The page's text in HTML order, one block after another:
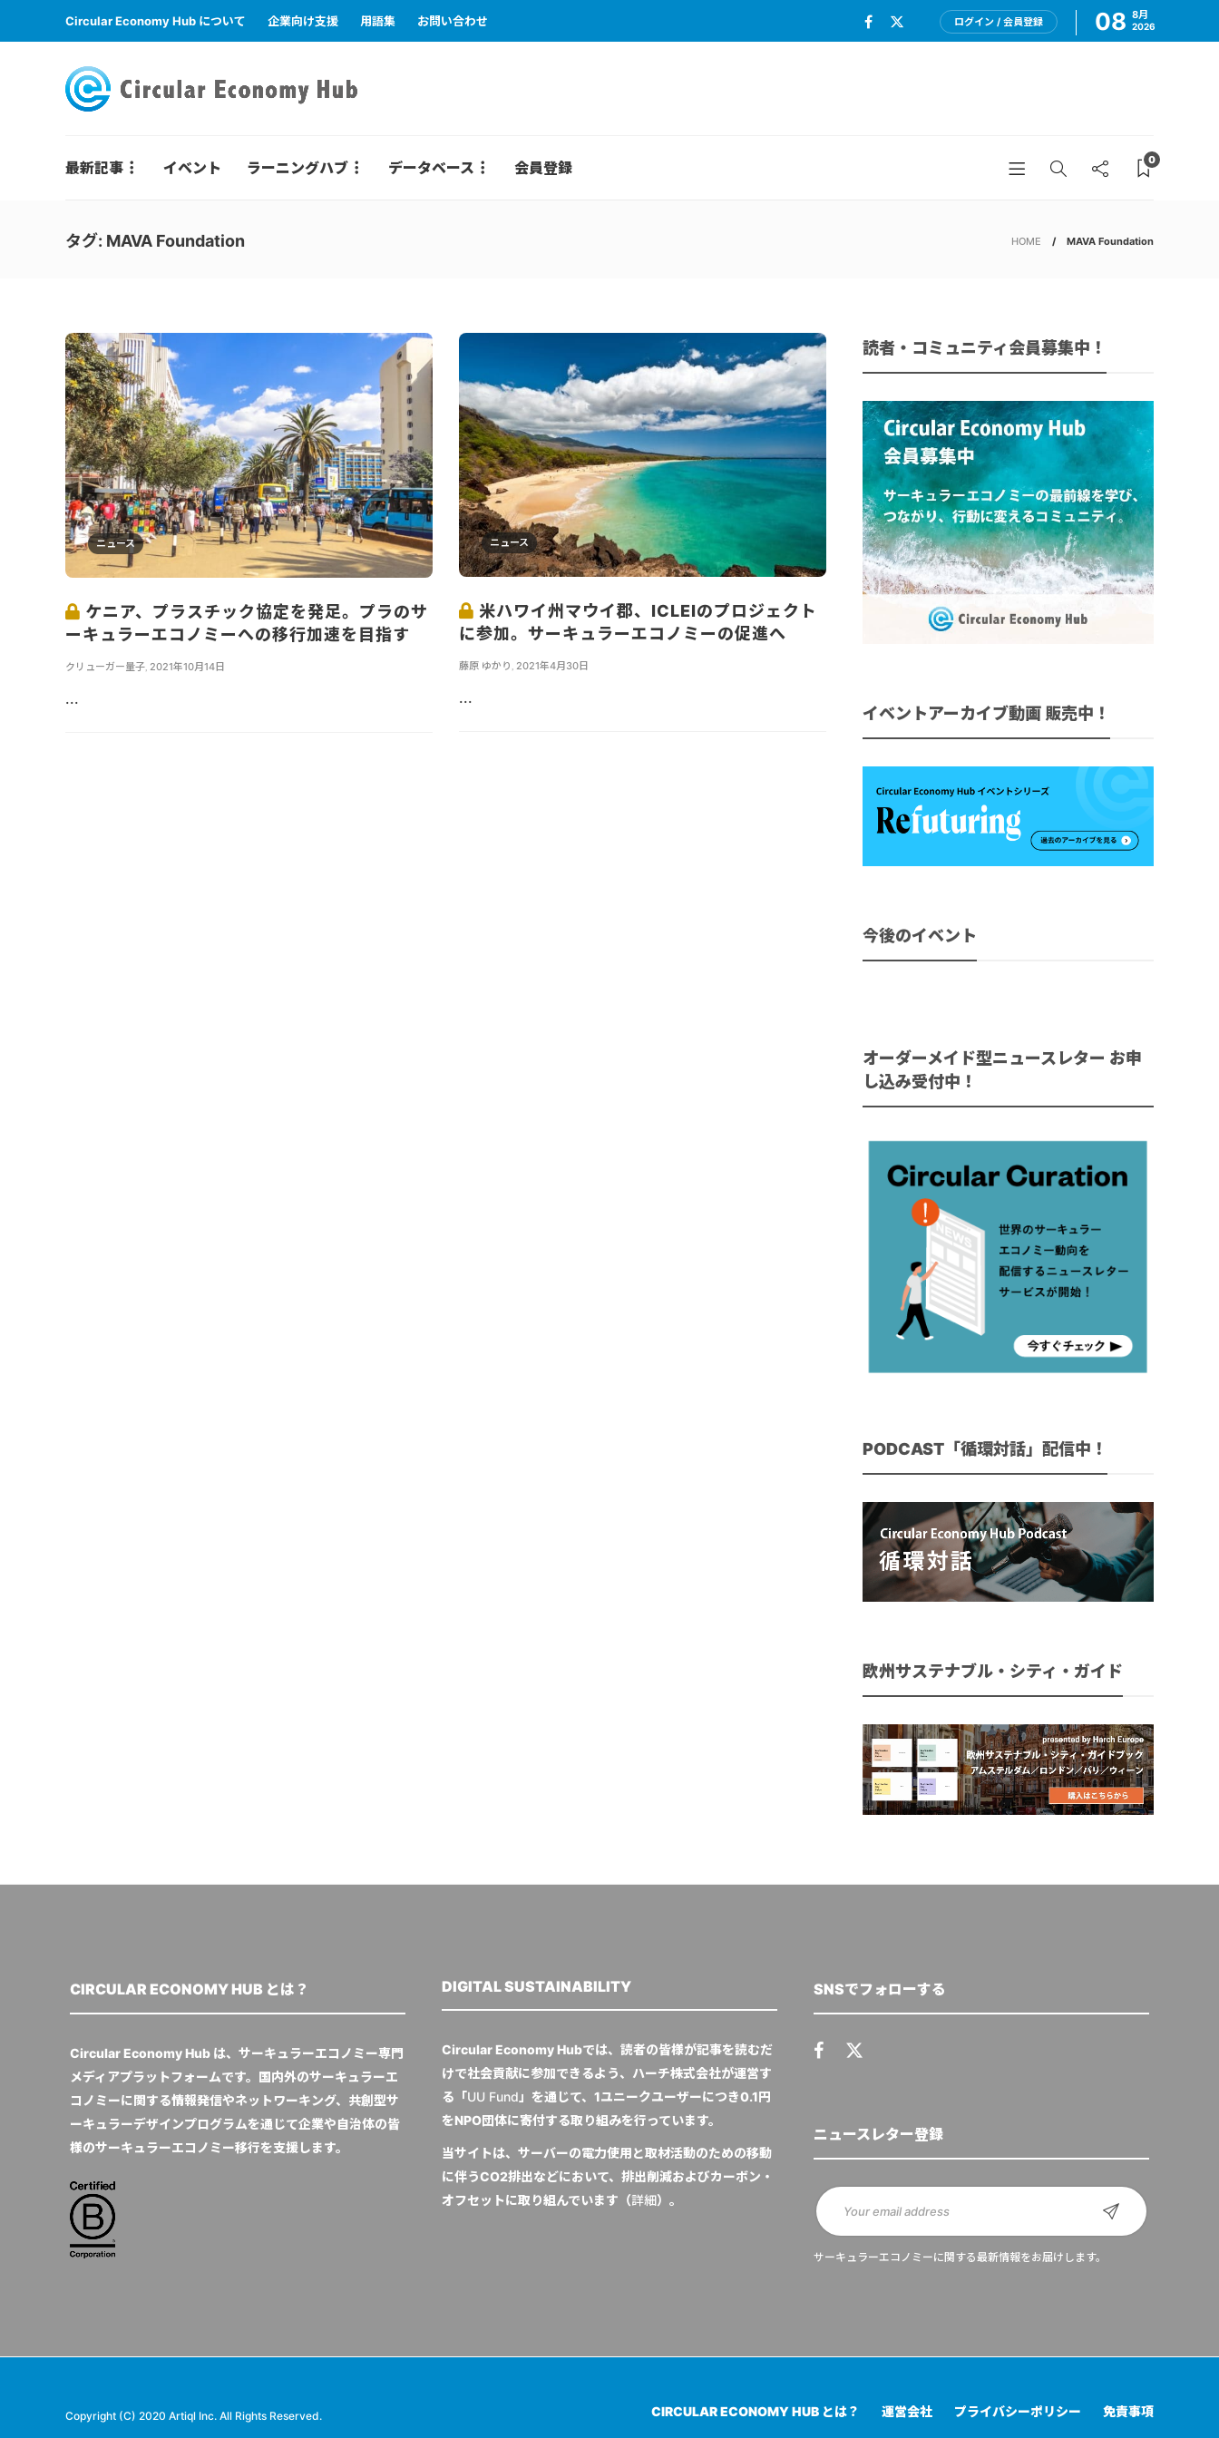
Circular Economy Hub について 企業向け支援 用語集 お問い合わせ ログイン / 会員登録 08 8月
2026
最新記事 イベント ラーニングハブ データベース 会員登録 0
タグ: MAVA Foundation HOME MAVA Foundation
ニュース
ケニア、プラスチック協定を発足。プラのサ
ーキュラーエコノミーへの移行加速を目指す
クリューガー量子, 2021年10月14日
...
ニュース
米ハワイ州マウイ郡、ICLEIのプロジェクト
に参加。サーキュラーエコノミーの促進へ
藤原 ゆかり , 2021年4月30日
...
読者・コミュニティ会員募集中！
イベントアーカイブ動画 販売中！
今後のイベント
オーダーメイド型ニュースレター お申
し込み受付中！
PODCAST「循環対話」配信中！
欧州サステナブル・シティ・ガイド
CIRCULAR ECONOMY HUB とは？
Circular Economy Hub は、サーキュラーエコノミー専門
メディアプラットフォームです。国内外のサーキュラーエ
コノミーに関する情報発信やネットワーキング、共創型サ
ーキュラーデザインプログラムを通じて企業や自治体の皆
様のサーキュラーエコノミー移行を支援します。
DIGITAL SUSTAINABILITY
Circular Economy Hubでは、読者の皆様が記事を読むだ
けで社会貢献に参加できるよう、ハーチ株式会社が運営す
る「UU Fund」を通じて、1ユニークユーザーにつき0.1円
をNPO団体に寄付する取り組みを行っています。
当サイトは、サーバーの電力使用と取材活動のための移動
に伴うCO2排出などにおいて、排出削減およびカーボン・
オフセットに取り組んでいます（詳細）。
SNSでフォローする
ニュースレター登録
サーキュラーエコノミーに関する最新情報をお届けします。
Copyright (C) 2020 Artiql Inc. All Rights Reserved. CIRCULAR ECONOMY HUB とは？ 運営会社 プライバシーポリシー 免責事項